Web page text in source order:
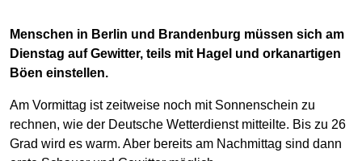
Menschen in Berlin und Brandenburg müssen sich am
Dienstag auf Gewitter, teils mit Hagel und orkanartigen
Böen einstellen.
Am Vormittag ist zeitweise noch mit Sonnenschein zu
rechnen, wie der Deutsche Wetterdienst mitteilte. Bis zu 26
Grad wird es warm. Aber bereits am Nachmittag sind dann